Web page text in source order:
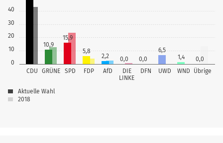
0
10
20
30
40
CDU GRÜNE SPD FDP AfD
DIE
LINKE
DFN UWD WND Übrige
10,9
15,9
5,8
2,2 0,0 0,0
6,5
1,4
0,0
Aktuelle Wahl
2018